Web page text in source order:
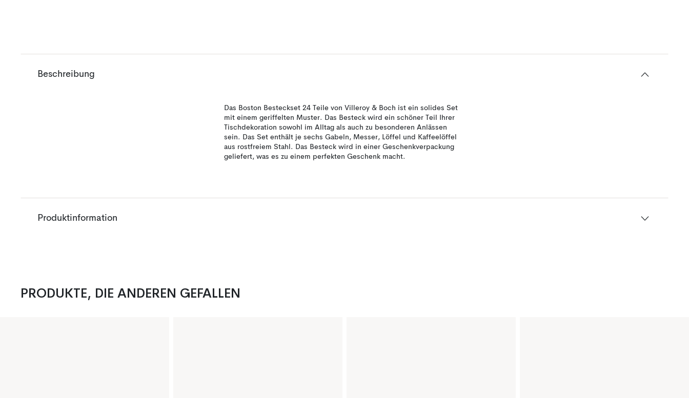
Beschreibung
Das Boston Besteckset 24 Teile von Villeroy & Boch ist ein solides Set
mit einem geriffelten Muster. Das Besteck wird ein schöner Teil Ihrer
Tischdekoration sowohl im Alltag als auch zu besonderen Anlässen
sein. Das Set enthält je sechs Gabeln, Messer, Löffel und Kaffeelöffel
aus rostfreiem Stahl. Das Besteck wird in einer Geschenkverpackung
geliefert, was es zu einem perfekten Geschenk macht.
Produktinformation
PRODUKTE, DIE ANDEREN GEFALLEN